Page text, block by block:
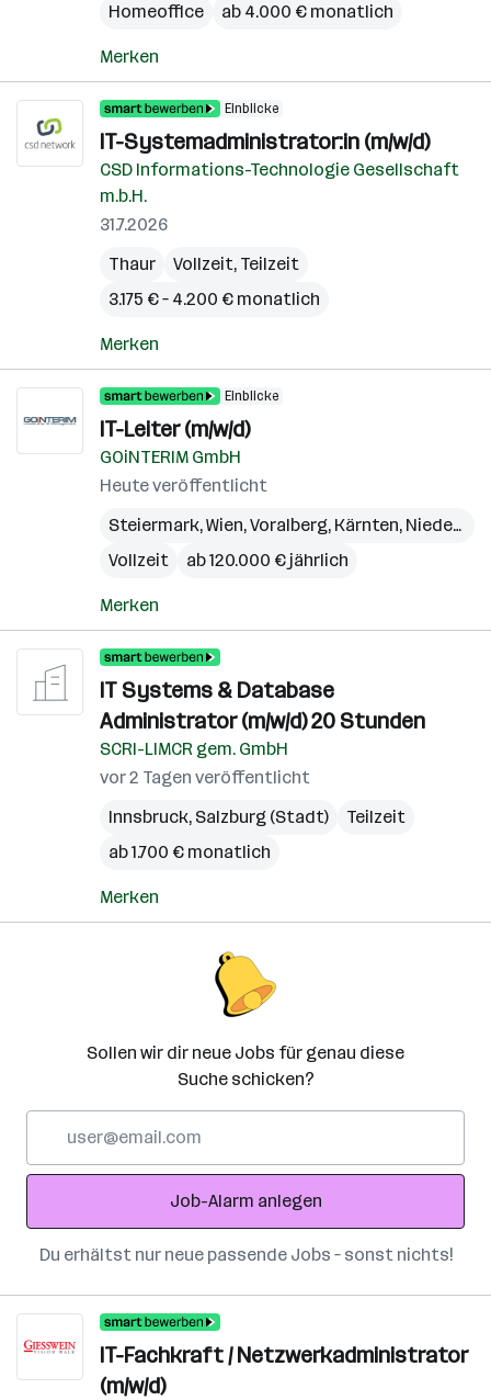
Homeoffice
ab 4.000 € monatlich
Merken
Einblicke
IT-Systemadministrator:in (m/w/d)
CSD Informations-Technologie Gesellschaft
m.b.H.
31.7.2026
Thaur
Vollzeit, Teilzeit
3.175 € – 4.200 € monatlich
Merken
Einblicke
IT-Leiter (m/w/d)
GOiNTERIM GmbH
Heute veröffentlicht
Steiermark,Wien,Voralberg, Kärnten, Niederösterreich
Vollzeit
ab 120.000 € jährlich
Merken
IT Systems & Database
Administrator (m/w/d) 20 Stunden
SCRI-LIMCR gem. GmbH
vor 2 Tagen veröffentlicht
Innsbruck, Salzburg (Stadt)
Teilzeit
ab 1.700 € monatlich
Merken
Sollen wir dir neue Jobs für genau diese
Suche schicken?
Adresse
Job-Alarm anlegen
Du erhältst nur neue passende Jobs – sonst nichts!
IT-Fachkraft / Netzwerkadministrator
(m/w/d)